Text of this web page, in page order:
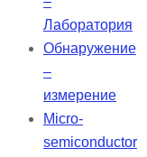
Лаборатория
Обнаружение
–
измерение
Micro-
semiconductor